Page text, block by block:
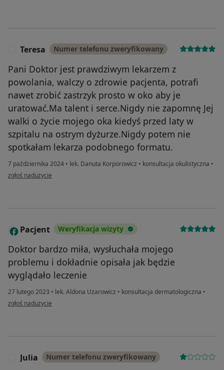
Teresa Numer telefonu zweryfikowany
Pani Doktor jest prawdziwym lekarzem z
powolania, walczy o zdrowie pacjenta, potrafi
nawet zrobić zastrzyk prosto w oko aby je
uratować.Ma talent i serce.Nigdy nie zapomnę Jej
walki o życie mojego oka kiedyś przed laty w
szpitalu na ostrym dyżurze.Nigdy potem nie
spotkałam lekarza podobnego formatu.
7 października 2024 • lek. Danuta Korporowicz • konsultacja okulistyczna •
w opinii użytkownika Teresa
zgłoś nadużycie
Pacjent Weryfikacja wizyty
Doktor bardzo miła, wysłuchała mojego
problemu i dokładnie opisała jak będzie
wyglądało leczenie
27 lutego 2023 • lek. Aldona Uzarowicz • konsultacja dermatologiczna •
w opinii użytkownika Pacjent
zgłoś nadużycie
Julia Numer telefonu zweryfikowany